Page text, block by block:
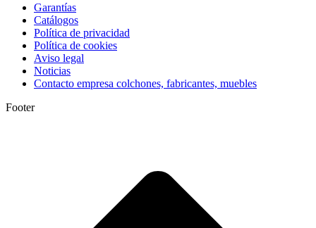
Garantías
Catálogos
Política de privacidad
Política de cookies
Aviso legal
Noticias
Contacto empresa colchones, fabricantes, muebles
Footer